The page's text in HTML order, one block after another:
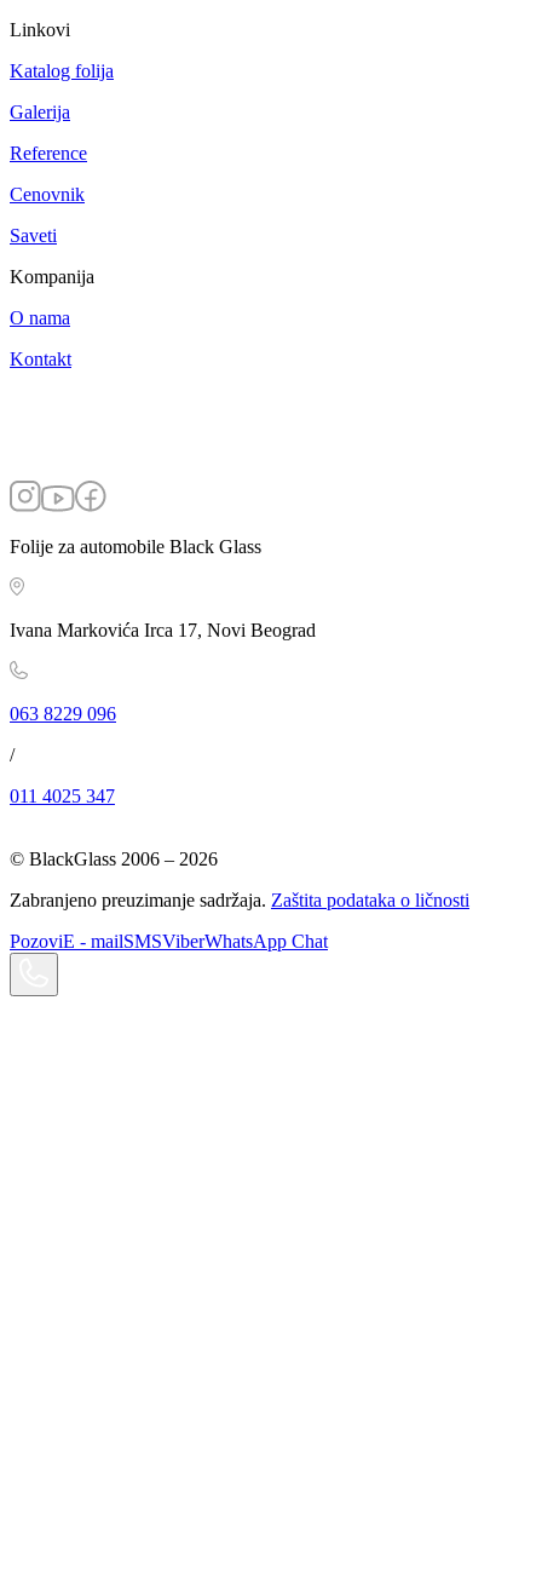
Linkovi
Katalog folija
Galerija
Reference
Cenovnik
Saveti
Kompanija
O nama
Kontakt
Folije za automobile Black Glass
Ivana Markovića Irca 17, Novi Beograd
063 8229 096
/
011 4025 347
© BlackGlass 2006 – 2026
Zabranjeno preuzimanje sadržaja. Zaštita podataka o ličnosti
PozoviE - mailSMSViberWhatsApp Chat